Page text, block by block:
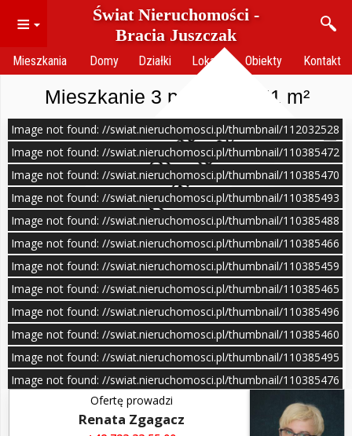
≡
Świat Nieruchomości -
Bracia Juszczak
Mieszkania Domy Działki Lokale Obiekty Kontakt
Mieszkanie 3 pokoje 55.51 m²
O
f
e
r
t
a
n
i
e
a
k
t
u
a
l
n
a
–/12
Image not found: //swiat.nieruchomosci.pl/thumbnail/112032528
Image not found: //swiat.nieruchomosci.pl/thumbnail/110385472
Image not found: //swiat.nieruchomosci.pl/thumbnail/110385470
Image not found: //swiat.nieruchomosci.pl/thumbnail/110385493
Image not found: //swiat.nieruchomosci.pl/thumbnail/110385488
Image not found: //swiat.nieruchomosci.pl/thumbnail/110385466
Image not found: //swiat.nieruchomosci.pl/thumbnail/110385459
Image not found: //swiat.nieruchomosci.pl/thumbnail/110385465
Image not found: //swiat.nieruchomosci.pl/thumbnail/110385496
Image not found: //swiat.nieruchomosci.pl/thumbnail/110385460
Image not found: //swiat.nieruchomosci.pl/thumbnail/110385495
Image not found: //swiat.nieruchomosci.pl/thumbnail/110385476
Image not found: //swiat.nieruchomosci.pl/mini/112032528
Ofertę prowadzi
Renata Zgagacz